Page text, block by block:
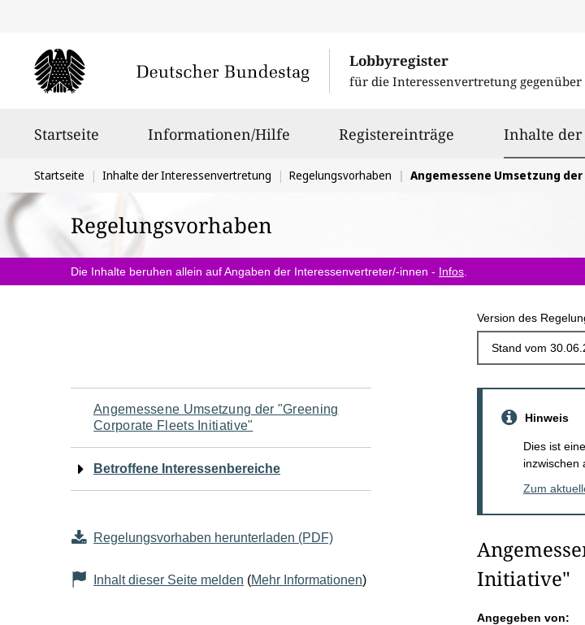
Lobbyregister
für die Interessenvertretung gegenüber
Startseite Informationen/Hilfe Registereinträge Inhalte
Sie
befinden
sich
hier:
Startseite Inhalte der Interessenvertretung Regelungsvorhaben Angemessene Umsetzung der "Greening Corporate
Regelungsvorhaben
Die Inhalte beruhen allein auf Angaben der Interessenvertreter/-innen - Infos
Version des
Navigation
für
den
Seiteninhalt
Angemessene Umsetzung der "Greening
Corporate Fleets Initiative"
Betroffene Interessenbereiche
Regelungsvorhaben herunterladen (PDF)
Inhalt dieser Seite melden (Mehr Informationen)
Hinweis
Dies ist
inzwischen
Zum
Initiative"
Angegeben von: